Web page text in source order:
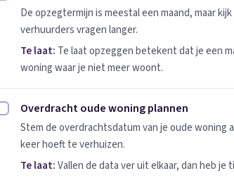
De opzegtermijn is meestal een maand, maar
verhuurders vragen langer.
Te laat: Te laat opzeggen betekent dat je een
woning waar je niet meer woont.
Overdracht oude woning plannen afvinken
Overdracht oude woning plannen
Stem de overdrachtsdatum van je oude
keer hoeft te verhuizen.
Te laat:Vallen de data ver uit elkaar, dan heb